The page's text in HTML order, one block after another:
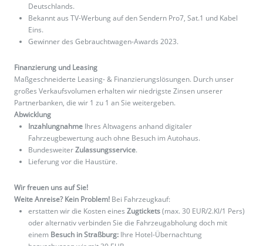
Deutschlands.
Bekannt aus TV-Werbung auf den Sendern Pro7, Sat.1 und Kabel
Eins.
Gewinner des Gebrauchtwagen-Awards 2023.
Finanzierung und Leasing
Maßgeschneiderte Leasing- & Finanzierungslösungen. Durch unser
großes Verkaufsvolumen erhalten wir niedrigste Zinsen unserer
Partnerbanken, die wir 1 zu 1 an Sie weitergeben.
Abwicklung
Inzahlungnahme Ihres Altwagens anhand digitaler
Fahrzeugbewertung auch ohne Besuch im Autohaus.
BundesweiterZulassungsservice.
Lieferung vor die Haustüre.
Wir freuen uns auf Sie!
Weite Anreise? Kein Problem! Bei Fahrzeugkauf:
erstatten wir die Kosten eines Zugtickets(max. 30 EUR/2.Kl/1 Pers)
oder alternativ verbinden Sie die Fahrzeugabholung doch mit
einem Besuch in Straßburg: Ihre Hotel-Übernachtung